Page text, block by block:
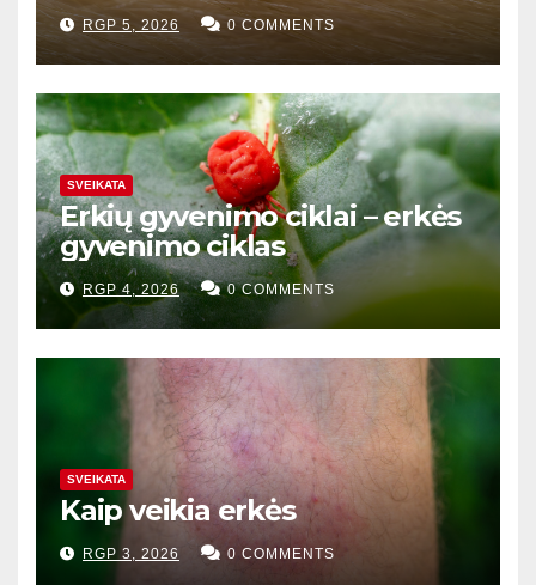
RGP 5, 2026 0 COMMENTS
SVEIKATA
Erkių gyvenimo ciklai – erkės
gyvenimo ciklas
RGP 4, 2026 0 COMMENTS
SVEIKATA
Kaip veikia erkės
RGP 3, 2026 0 COMMENTS